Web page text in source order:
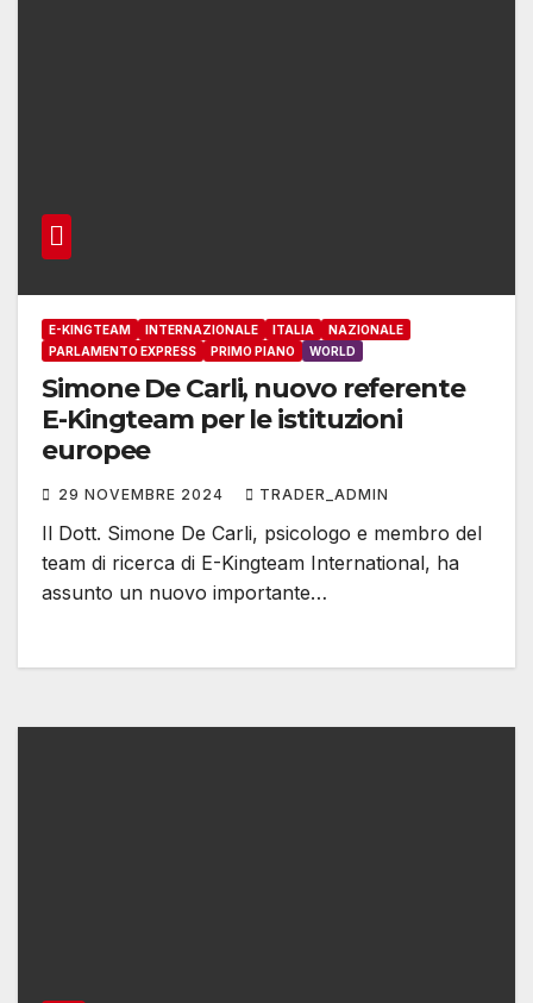
E-KINGTEAM INTERNAZIONALE ITALIA
NAZIONALE
PARLAMENTO EXPRESS
PRIMO PIANO WORLD
Simone De Carli, nuovo referente
E-Kingteam per le istituzioni
europee
29 NOVEMBRE 2024 TRADER_ADMIN
Il Dott. Simone De Carli, psicologo e membro del
team di ricerca di E-Kingteam International, ha
assunto un nuovo importante…